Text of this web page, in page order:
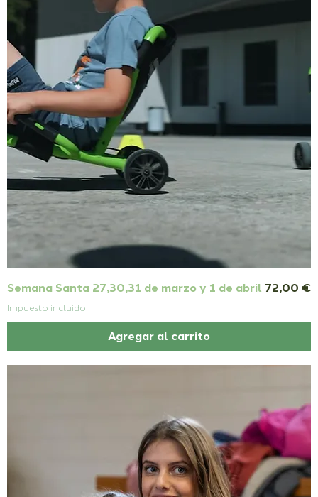
Semana Santa 27,30,31 de marzo y 1 de abril Precio
72,00 €
Impuesto incluido
Agregar al carrito